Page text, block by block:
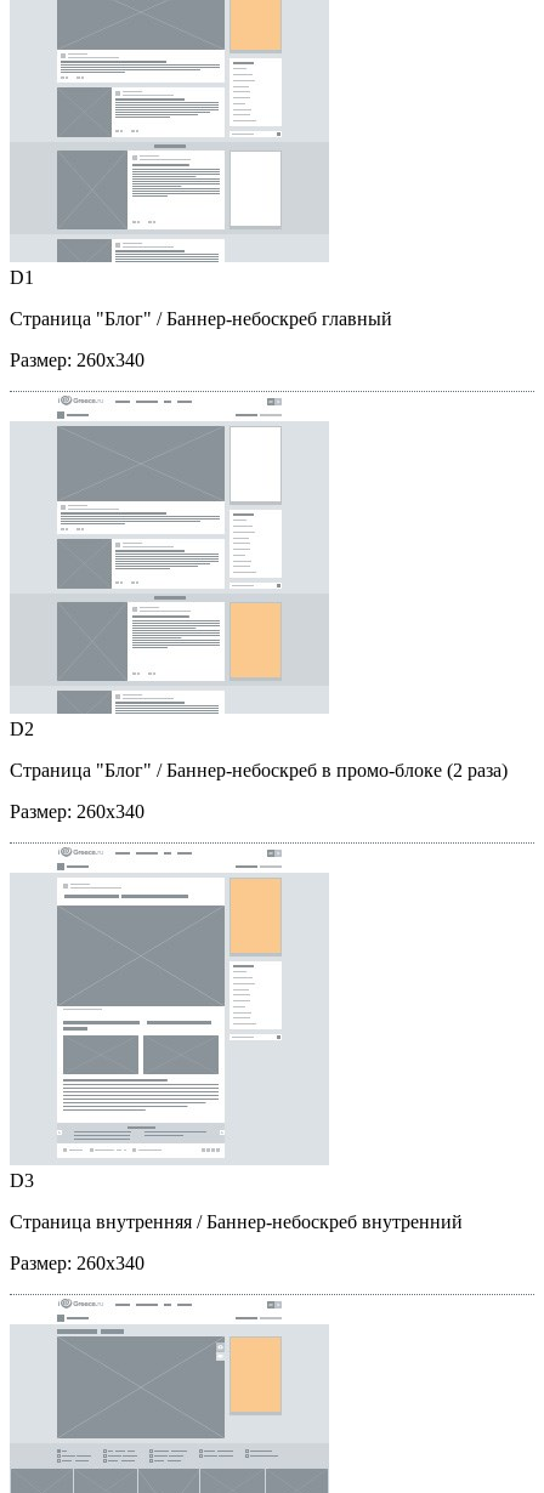
D1
Страница "Блог" / Баннер-небоскреб главный
Размер: 260x340
D2
Страница "Блог" / Баннер-небоскреб в промо-блоке (2 раза)
Размер: 260x340
D3
Страница внутренняя / Баннер-небоскреб внутренний
Размер: 260x340